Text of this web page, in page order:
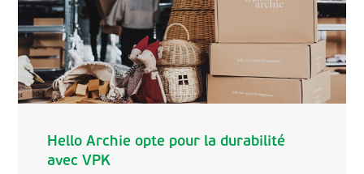
Hello Archie opte pour la durabilité
avec VPK